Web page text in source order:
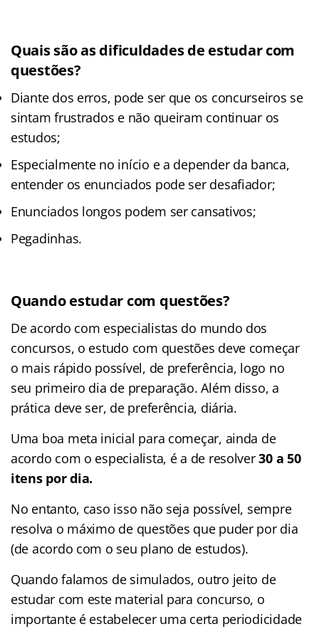
Quais são as dificuldades de estudar com
questões?
Diante dos erros, pode ser que os concurseiros se
sintam frustrados e não queiram continuar os
estudos;
Especialmente no início e a depender da banca,
entender os enunciados pode ser desafiador;
Enunciados longos podem ser cansativos;
Pegadinhas.
Quando estudar com questões?
De acordo com especialistas do mundo dos
concursos, o estudo com questões deve começar
o mais rápido possível, de preferência, logo no
seu primeiro dia de preparação. Além disso, a
prática deve ser, de preferência, diária.
Uma boa meta inicial para começar, ainda de
acordo com o especialista, é a de resolver30 a 50
itens por dia.
No entanto, caso isso não seja possível, sempre
resolva o máximo de questões que puder por dia
(de acordo com o seu plano de estudos).
Quando falamos de simulados, outro jeito de
estudar com este material para concurso, o
importante é estabelecer uma certa periodicidade